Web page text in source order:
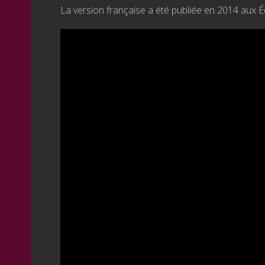
La version française a été publiée en 2014 aux